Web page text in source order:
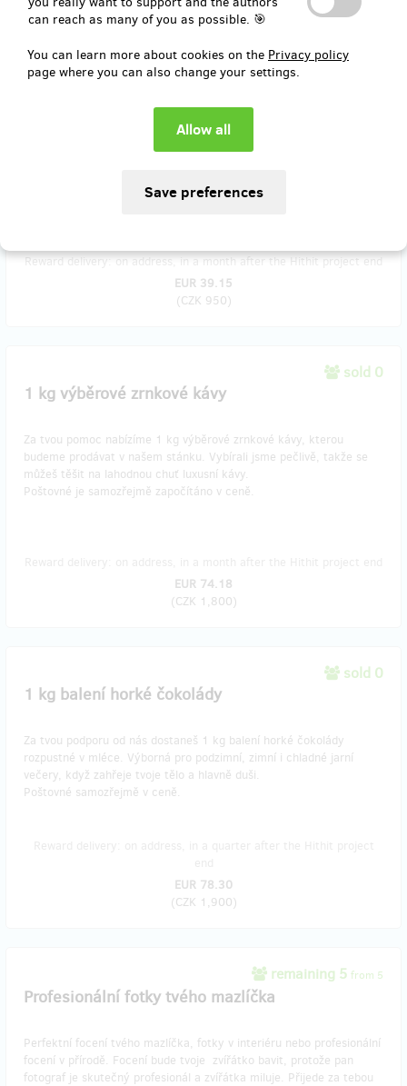
can reach as many of you as possible. 🎯
You can learn more about cookies on the Privacy policy
page where you can also change your settings.
Pokud nám pomůžeš a nebudeš mít čas zastavit se v našem stánku,
pošleme ti domů 250 g výběrové kávy, kterou budeme prodávat v
Poštovné je samozřejmě započítáno v ceně.
Reward delivery: on address, in a month after the Hithit project end
EUR 39.15
(CZK 950)
sold 0
1 kg výběrové zrnkové kávy
Za tvou pomoc nabízíme 1 kg výběrové zrnkové kávy, kterou
budeme prodávat v našem stánku. Vybírali jsme pečlivě, takže se
můžeš těšit na lahodnou chuť luxusní kávy.
Poštovné je samozřejmě započítáno v ceně.
EUR 74.18
(CZK 1,800)
sold 0
1 kg balení horké čokolády
Za tvou podporu od nás dostaneš 1 kg balení horké čokolády
rozpustné v mléce. Výborná pro podzimní, zimní i chladné jarní
večery, když zahřeje tvoje tělo a hlavně duši.
Poštovné samozřejmě v ceně.
EUR 78.30
(CZK 1,900)
remaining 5 from 5
Profesionální fotky tvého mazlíčka
Perfektní focení tvého mazlíčka, fotky v interiéru nebo profesionální
focení v přírodě. Focení bude tvoje zvířátko bavit, protože pan
fotograf je skutečný profesionál a zvířátka miluje. Přijede za tebou